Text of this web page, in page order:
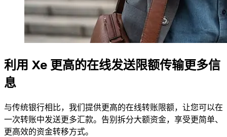
利用 Xe 更高的在线发送限额传输更多信
息
与传统银行相比，我们提供更高的在线转账限额，让您可以在
一次转账中发送更多汇款。告别拆分大额资金，享受更简单、
更高效的资金转移方式。